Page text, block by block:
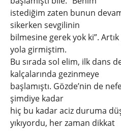
istediğim zaten bunun
sikerken sevgilinin
bilmesine gerek yok ki”.
yola girmiştim.
Bu sırada sol elim, ilk dans
kalçalarında gezinmeye
başlamıştı. Gözde’nin de
şimdiye kadar
hiç bu kadar aciz duruma
yıkıyordu, her zaman dikkat